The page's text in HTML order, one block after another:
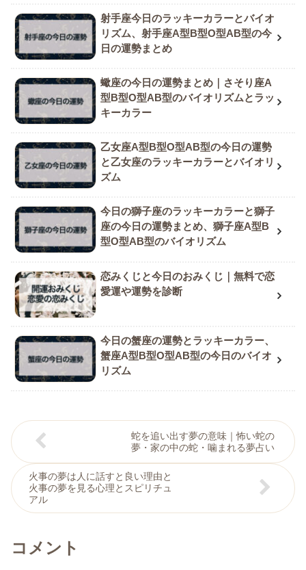
射手座今日のラッキーカラーとバイオ
リズム、射手座A型B型O型AB型の今
日の運勢まとめ
蠍座の今日の運勢まとめ｜さそり座A
型B型O型AB型のバイオリズムとラッ
キーカラー
乙女座A型B型O型AB型の今日の運勢
と乙女座のラッキーカラーとバイオリ
ズム
今日の獅子座のラッキーカラーと獅子
座の今日の運勢まとめ、獅子座A型B
型O型AB型のバイオリズム
恋みくじと今日のおみくじ｜無料で恋
愛運や運勢を診断
今日の蟹座の運勢とラッキーカラー、
蟹座A型B型O型AB型の今日のバイオ
リズム
蛇を追い出す夢の意味｜怖い蛇の
夢・家の中の蛇・噛まれる夢占い
火事の夢は人に話すと良い理由と
火事の夢を見る心理とスピリチュ
アル
コメント